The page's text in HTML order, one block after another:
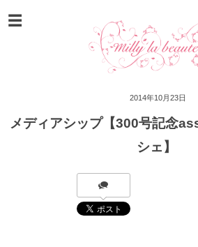
2014年10月23日
メディアシップ【300号記念
シェ】